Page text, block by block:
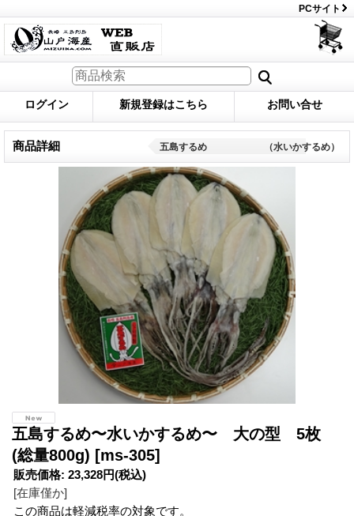
PCサイト
ログイン 新規登録はこちら お問い合せ
商品詳細 五島するめ （水いかするめ）
五島するめ〜水いかするめ〜 大の型 5枚
(総量800g) [ms-305]
販売価格: 23,328円(税込)
[在庫僅か]
この商品は軽減税率の対象です。